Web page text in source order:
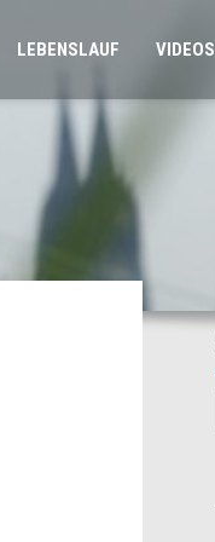
LEBENSLAUF VIDEOS